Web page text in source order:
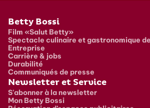
Pied de page
Betty Bossi
Film «Salut Betty»
Spectacle culinaire et gastronomique
Entreprise
Carrière & jobs
Durabilité
Communiqués de presse
Newsletter et Service
S'abonner à la newsletter
Mon Betty Bossi